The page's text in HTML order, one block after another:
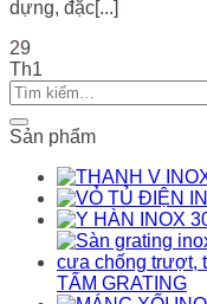
dựng, đặc[...]
29
Th1
Sản phẩm
TẤM GRATING